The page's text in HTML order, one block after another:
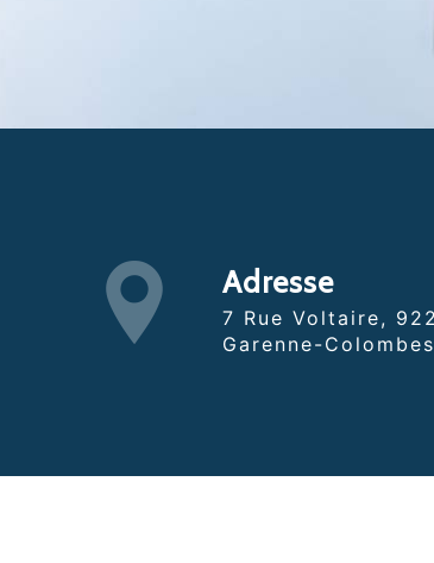
Adresse
7 Rue Voltaire, 92250 La
Garenne-Colombes